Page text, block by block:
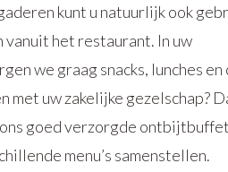
kunt u natuurlijk ook
vanuit het restaurant. In uw
we graag snacks, lunches en
uw zakelijke gezelschap?
goed verzorgde
menu’s samenstellen.